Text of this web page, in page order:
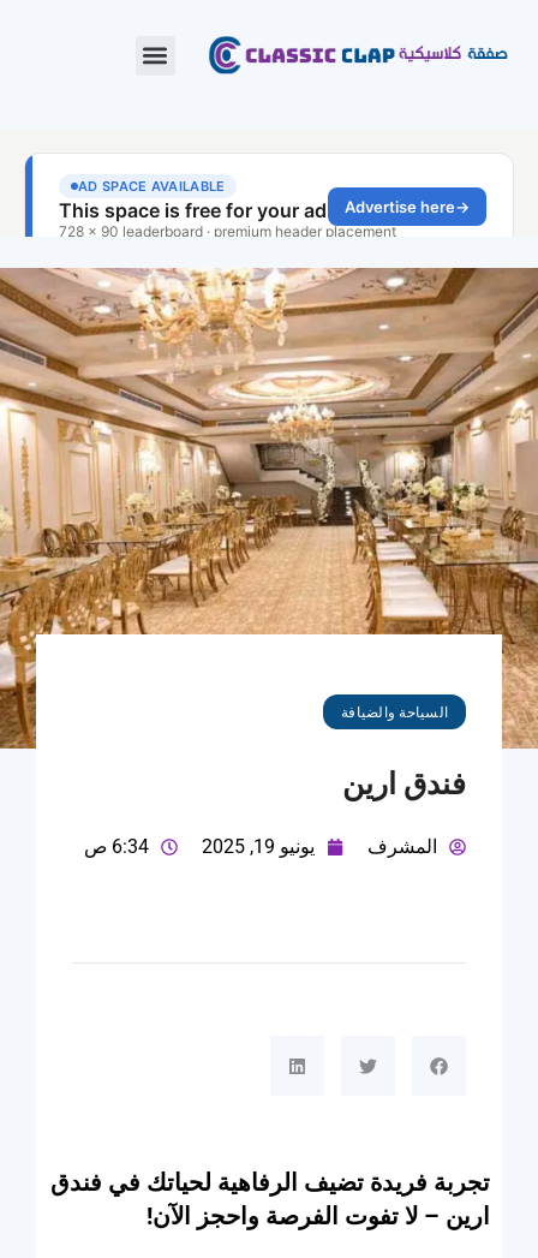
السياحة والضيافة
فندق ارين
المشرف يونيو 19, 2025 6:34 ص
تجربة فريدة تضيف الرفاهية لحياتك في فندق
ارين – لا تفوت الفرصة واحجز الآن!